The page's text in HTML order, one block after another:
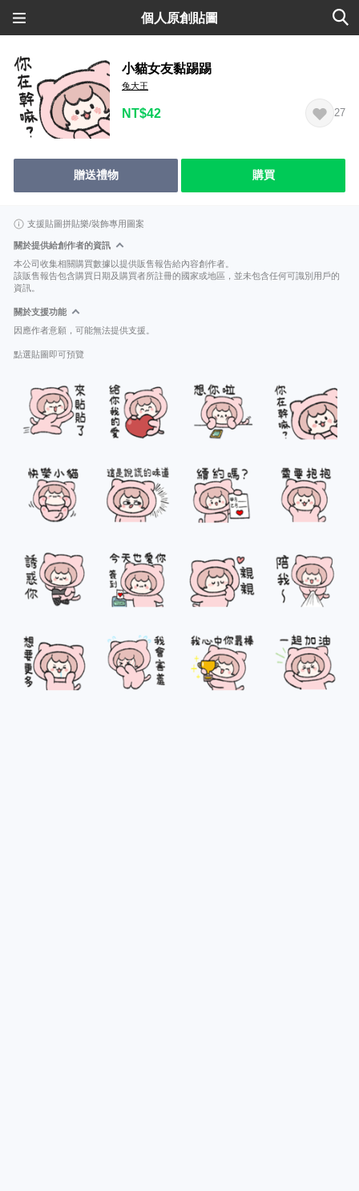
個人原創貼圖
小貓女友黏踢踢
兔大王
NT$42 27
贈送禮物 購買
支援貼圖拼貼樂/裝飾專用圖案
關於提供給創作者的資訊
本公司收集相關購買數據以提供販售報告給內容創作者。
該販售報告包含購買日期及購買者所註冊的國家或地區，並未包含任何可識別用戶的
資訊。
關於支援功能
因應作者意願，可能無法提供支援。
點選貼圖即可預覽